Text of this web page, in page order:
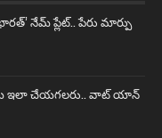
నేమ్ ప్లేట్‌.. పేరు మార్పు
ఇలా చేయగలరు.. వాట్ యాన్